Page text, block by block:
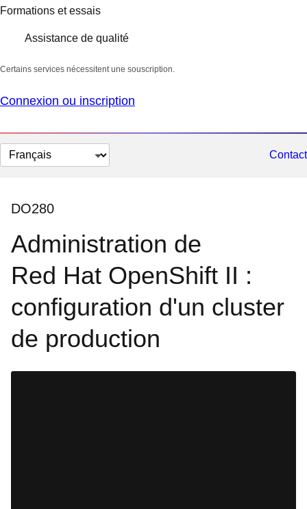
Formations et essais
Assistance de qualité
Certains services nécessitent une souscription.
Connexion ou inscription
Changer
la
Contact
DO280
Administration de
Red Hat OpenShift II :
configuration d'un cluster
de production